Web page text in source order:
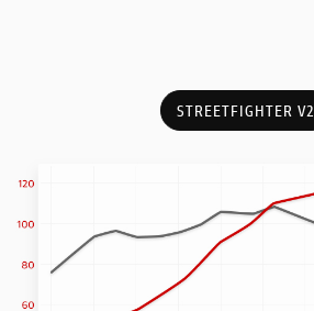
STREETFIGHTER V2